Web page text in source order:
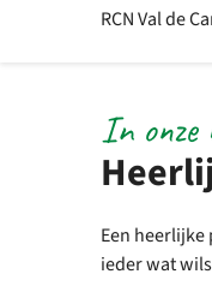
RCN Val de
In onze
Een heerlijke
ieder wat